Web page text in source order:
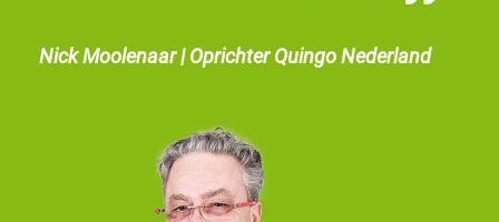
Nick Moolenaar | Oprichter Quingo Nederland